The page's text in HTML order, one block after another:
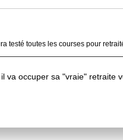
testé toutes les courses pour
va occuper sa "vraie"